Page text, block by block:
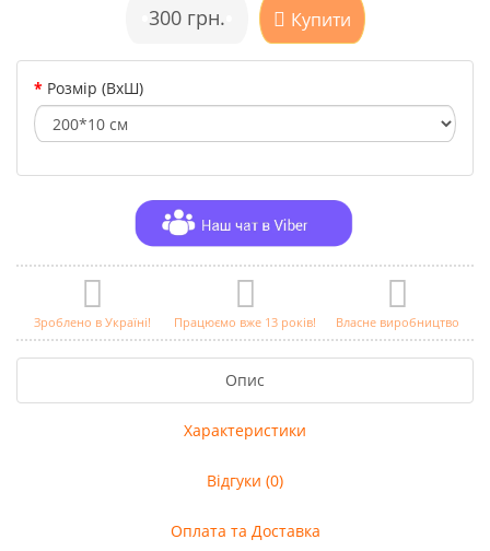
300 грн. Купити
Розмір (ВхШ)
Зроблено в Україні! Працюємо вже 13 років! Власне виробництво
Опис
Характеристики
Відгуки (0)
Оплата та Доставка